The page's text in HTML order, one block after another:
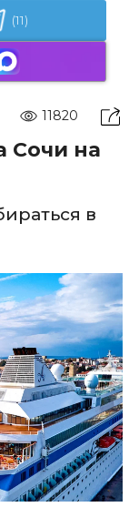
(11)
11820
Сочи на
в